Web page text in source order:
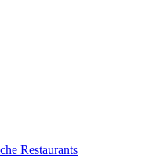
Restaurants